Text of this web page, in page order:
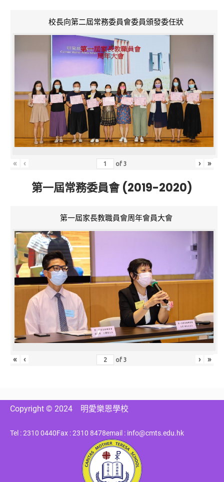
校長向第二屆常務委員會委員頒發委任狀
« ‹ of3 › »
第一屆常務委員會 (2019-2020)
第一屆家長教職員會周年會員大會
« ‹ of3 › »
Copyright © 2024 明愛樂恩學校
Tel : 2310 0440Fax : 2310 8478email : info@cmts.edu.hk